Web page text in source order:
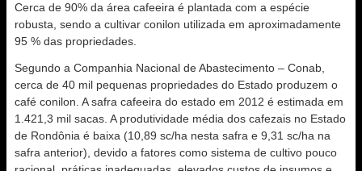
Cerca de 90% da área cafeeira é plantada com a espécie
robusta, sendo a cultivar conilon utilizada em aproximadamente
95 % das propriedades.
Segundo a Companhia Nacional de Abastecimento – Conab,
cerca de 40 mil pequenas propriedades do Estado produzem o
café conilon. A safra cafeeira do estado em 2012 é estimada em
1.421,3 mil sacas. A produtividade média dos cafezais no Estado
de Rondônia é baixa (10,89 sc/ha nesta safra e 9,31 sc/ha na
safra anterior), devido a fatores como sistema de cultivo pouco